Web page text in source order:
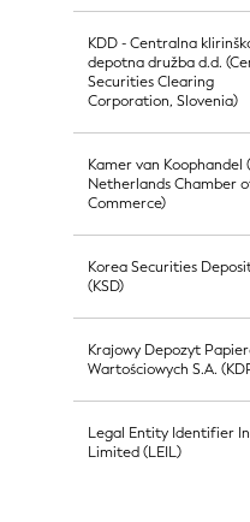
KDD - Centralna
depotna družba d.d.
Securities Clearing
Corporation, Slovenia)
Kamer van Koophandel
Netherlands Chamber
Commerce)
Korea Securities
(KSD)
Krajowy Depozyt
Wartościowych S.A.
Legal Entity Identifier
Limited (LEIL)